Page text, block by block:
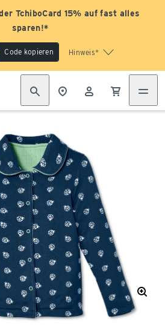
TchiboCard 15% auf fast alles
sparen!*
Code kopieren Hinweis*